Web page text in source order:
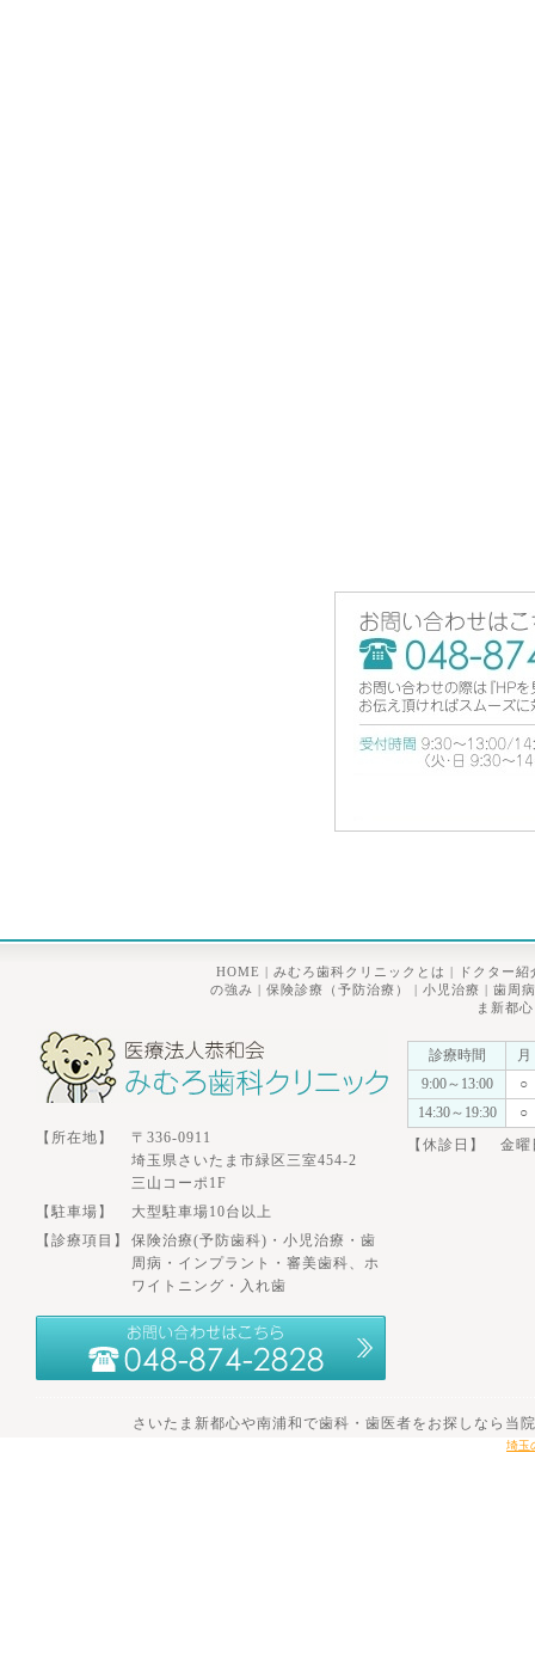
HOME | みむろ歯科クリニックとは |
ドクター紹
の強み | 保険診療（予防治療） | 小児治療 | 歯周
ま新都
【所在地】
〒336-0911
埼玉県さいたま市緑区三室454-2
三山コーポ1F
【駐車場】
大型駐車場10台以上
【診療項目】
保険治療(予防歯科)・小児治療・歯
周病・インプラント・審美歯科、ホ
ワイトニング・入れ歯
診療時間
月
9:00～13:00
○
14:30～19:30
○
【休診日】 金曜
さいたま新都心や南浦和で歯科・歯医者をお探しなら当
埼玉